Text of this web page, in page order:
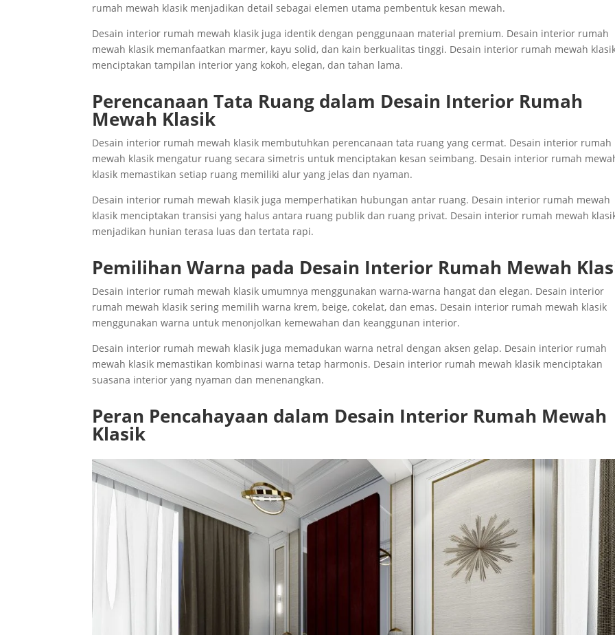
rumah mewah klasik menjadikan detail sebagai elemen utama pembentuk kesan mewah.
Desain interior rumah mewah klasik juga identik dengan penggunaan material premium. Desain interior rumah
mewah klasik memanfaatkan marmer, kayu solid, dan kain berkualitas tinggi. Desain interior rumah mewah
menciptakan tampilan interior yang kokoh, elegan, dan tahan lama.
Perencanaan Tata Ruang dalam Desain Interior Rumah
Mewah Klasik
Desain interior rumah mewah klasik membutuhkan perencanaan tata ruang yang cermat. Desain interior rumah
mewah klasik mengatur ruang secara simetris untuk menciptakan kesan seimbang. Desain interior rumah
klasik memastikan setiap ruang memiliki alur yang jelas dan nyaman.
Desain interior rumah mewah klasik juga memperhatikan hubungan antar ruang. Desain interior rumah mewah
klasik menciptakan transisi yang halus antara ruang publik dan ruang privat. Desain interior rumah mewah
menjadikan hunian terasa luas dan tertata rapi.
Pemilihan Warna pada Desain Interior Rumah Mewah
Desain interior rumah mewah klasik umumnya menggunakan warna-warna hangat dan elegan. Desain interior
rumah mewah klasik sering memilih warna krem, beige, cokelat, dan emas. Desain interior rumah mewah klasik
menggunakan warna untuk menonjolkan kemewahan dan keanggunan interior.
Desain interior rumah mewah klasik juga memadukan warna netral dengan aksen gelap. Desain interior rumah
mewah klasik memastikan kombinasi warna tetap harmonis. Desain interior rumah mewah klasik menciptakan
suasana interior yang nyaman dan menenangkan.
Peran Pencahayaan dalam Desain Interior Rumah Mewah
Klasik